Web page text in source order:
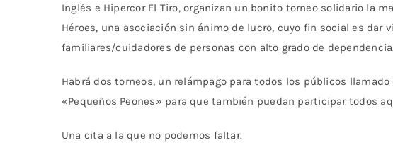
Inglés e Hipercor El Tiro, organizan un bonito torneo solidario la
Héroes, una asociación sin ánimo de lucro, cuyo fin social es dar
familiares/cuidadores de personas con alto grado de
Habrá dos torneos, un relámpago para todos los públicos
«Pequeños Peones» para que también puedan participar todos
Una cita a la que no podemos faltar.